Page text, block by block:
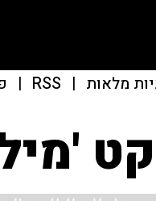
מלאות |
RSS
|